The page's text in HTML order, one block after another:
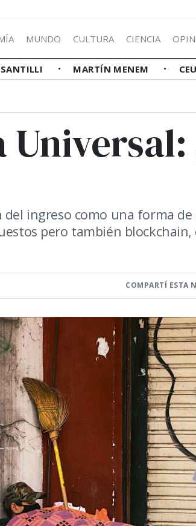
MUNDO CULTURA CIENCIA
MARTÍN MENEM
ingreso como una forma
pero también
COMPARTÍ ESTA